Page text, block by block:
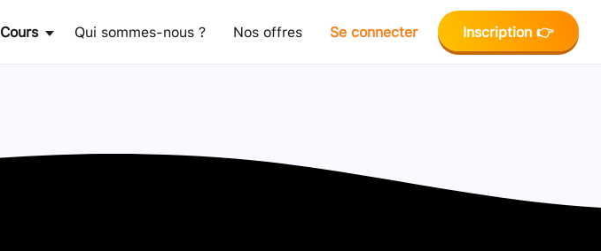
Cours Qui sommes-nous ? Nos offres Se connecter Inscription 👉